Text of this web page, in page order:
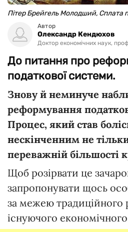
Пітер Брейгель Молодший, Сплата
Автор
Олександр Кендюхов
Доктор економічних наук,
До питання про
податкової системи.
Знову й неминуче
реформування
Процес, який став
нескінченним не
переважній більшості
Щоб розірвати це
запропонувати щось
за межею традиційного
існуючого